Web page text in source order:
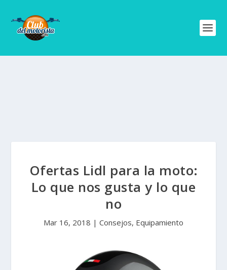
Ofertas Lidl para la moto:
Lo que nos gusta y lo que
no
Mar 16, 2018 | Consejos, Equipamiento